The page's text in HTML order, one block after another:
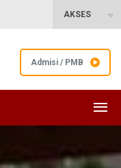
AKSES
Admisi / PMB